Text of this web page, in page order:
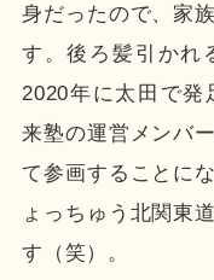
身だったので、家
す。後ろ髪引かれ
2020年に太田で発
来塾の運営メンバ
て参画することに
ょっちゅう北関東
す（笑）。